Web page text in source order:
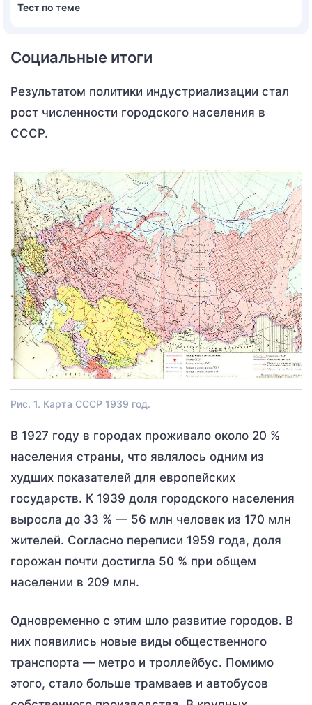
Тест по теме
Социальные итоги
Результатом политики индустриализации стал
рост численности городского населения в
СССР.
Рис. 1. Карта СССР 1939 год.
В 1927 году в городах проживало около 20 %
населения страны, что являлось одним из
худших показателей для европейских
государств. К 1939 доля городского населения
выросла до 33 % — 56 млн человек из 170 млн
жителей. Согласно переписи 1959 года, доля
горожан почти достигла 50 % при общем
населении в 209 млн.
Одновременно с этим шло развитие городов. В
них появились новые виды общественного
транспорта — метро и троллейбус. Помимо
этого, стало больше трамваев и автобусов